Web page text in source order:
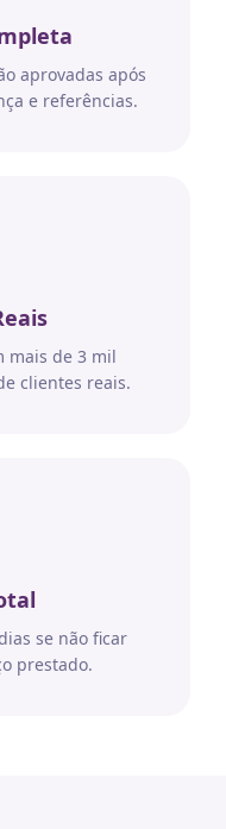
aprovadas após
e referências.
mais de 3 mil
clientes reais.
se não ficar
prestado.